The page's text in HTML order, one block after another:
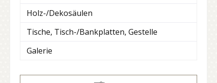
Holz-/Dekosäulen
Tische, Tisch-/Bankplatten, Gestelle
Galerie